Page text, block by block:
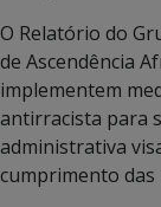
O Relatório do
de Ascendência
implementem
antirracista para
administrativa
cumprimento das